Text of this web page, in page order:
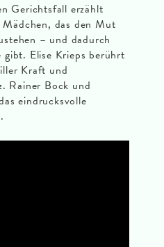
Gerichtsfall erzählt
das den Mut
– und dadurch
gibt. Elise Krieps berührt
Kraft und
Rainer Bock und
eindrucksvolle